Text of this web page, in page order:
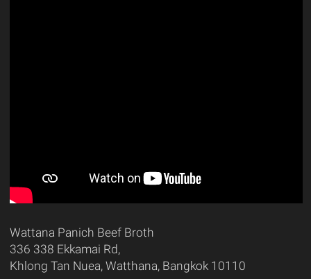
Wattana Panich Beef Broth
336 338 Ekkamai Rd,
Khlong Tan Nuea, Watthana, Bangkok 10110